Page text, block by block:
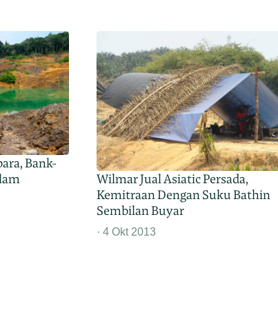
Bank-
Wilmar Jual Asiatic Persada,
Kemitraan Dengan Suku Bathin
Sembilan Buyar
4 Okt 2013